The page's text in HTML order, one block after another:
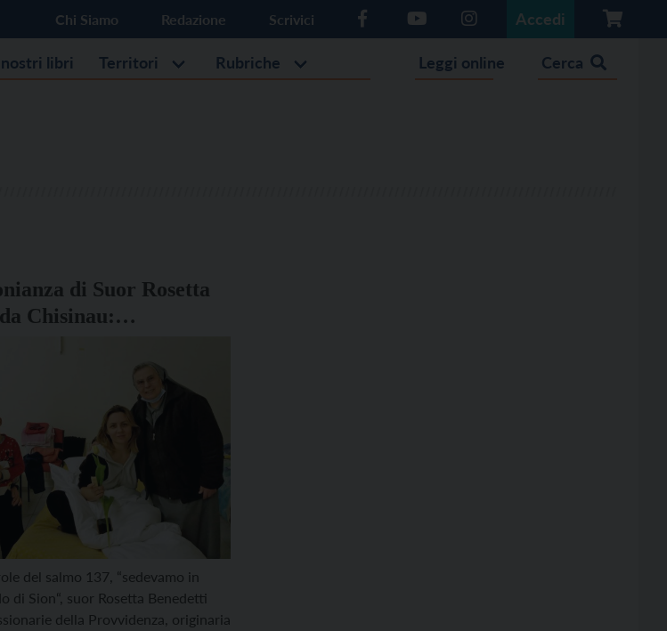
Chi Siamo Redazione Scrivici Accedi
nostri libri Territori Rubriche Leggi online Cerca
di Suor Rosetta
Chisinau:
e sorelle ucraini”
del salmo 137, “sedevamo in
di Sion“, suor Rosetta Benedetti
della Provvidenza, originaria